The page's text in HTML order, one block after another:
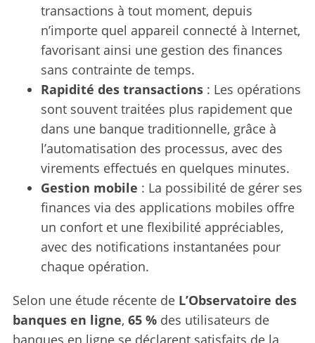
transactions à tout moment, depuis
n’importe quel appareil connecté à Internet,
favorisant ainsi une gestion des finances
sans contrainte de temps.
Rapidité des transactions: Les opérations
sont souvent traitées plus rapidement que
dans une banque traditionnelle, grâce à
l’automatisation des processus, avec des
virements effectués en quelques minutes.
Gestion mobile : La possibilité de gérer ses
finances via des applications mobiles offre
un confort et une flexibilité appréciables,
avec des notifications instantanées pour
chaque opération.
Selon une étude récente de L’Observatoire des
banques en ligne, 65 %des utilisateurs de
banques en ligne se déclarent satisfaits de la